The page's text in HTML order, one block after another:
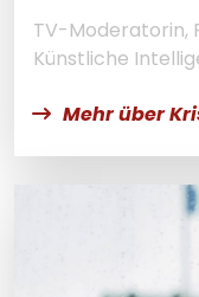
TV-Moderatorin,
Künstliche
Mehr über